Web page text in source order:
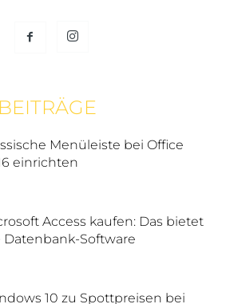
Menüleiste bei Office
einrichten
Access kaufen: Das bietet
Datenbank-Software
10 zu Spottpreisen bei